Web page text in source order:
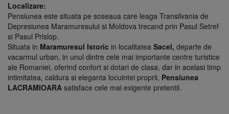
Localizare:
Pensiunea este situata pe soseaua care leaga Transilvania de
Depresiunea Maramuresului si Moldova trecand prin Pasul Setref
si Pasul Prislop.
Situata in Maramuresul Istoric in localitatea Sacel, departe de
vacarmul urban, in unul dintre cele mai importante centre turistice
ale Romaniei, oferind confort si dotari de clasa, dar in acelasi timp
intimitatea, caldura si eleganta locuintei proprii, Pensiunea
LACRAMIOARA satisface cele mai exigente pretentii.